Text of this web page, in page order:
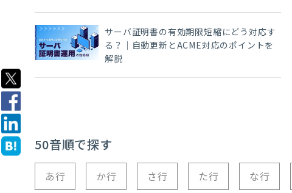
サーバ証明書の有効期限短縮にどう対応す
る？｜自動更新とACME対応のポイントを
解説
50音順で探す
あ行 か行 さ行 た行 な行